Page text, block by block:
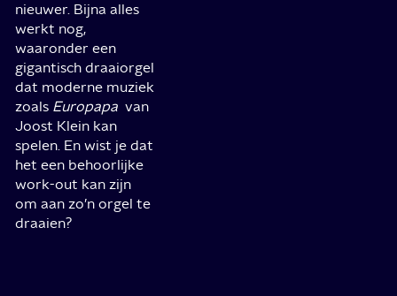
nieuwer. Bijna alles
werkt nog,
waaronder een
gigantisch draaiorgel
dat moderne muziek
zoals Europapa van
Joost Klein kan
spelen. En wist je dat
het een behoorlijke
work-out kan zijn
om aan zo’n orgel te
draaien?